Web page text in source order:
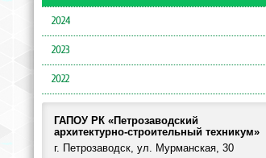
2024
2023
2022
ГАПОУ РК «Петрозаводский
архитектурно-строительный техникум»
г. Петрозаводск, ул. Мурманская, 30